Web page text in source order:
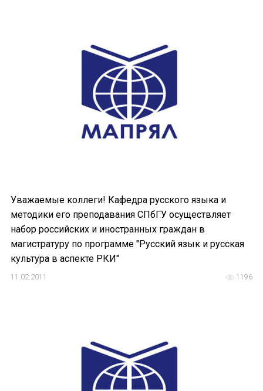
Уважаемые коллеги! Кафедра русского языка и
методики его преподавания СПбГУ осуществляет
набор российских и иностранных граждан в
магистратуру по программе "Русский язык и русская
культура в аспекте РКИ"
1196
11.02.2011